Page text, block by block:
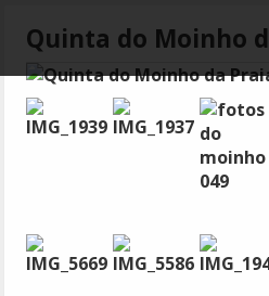
Quinta do Moinho